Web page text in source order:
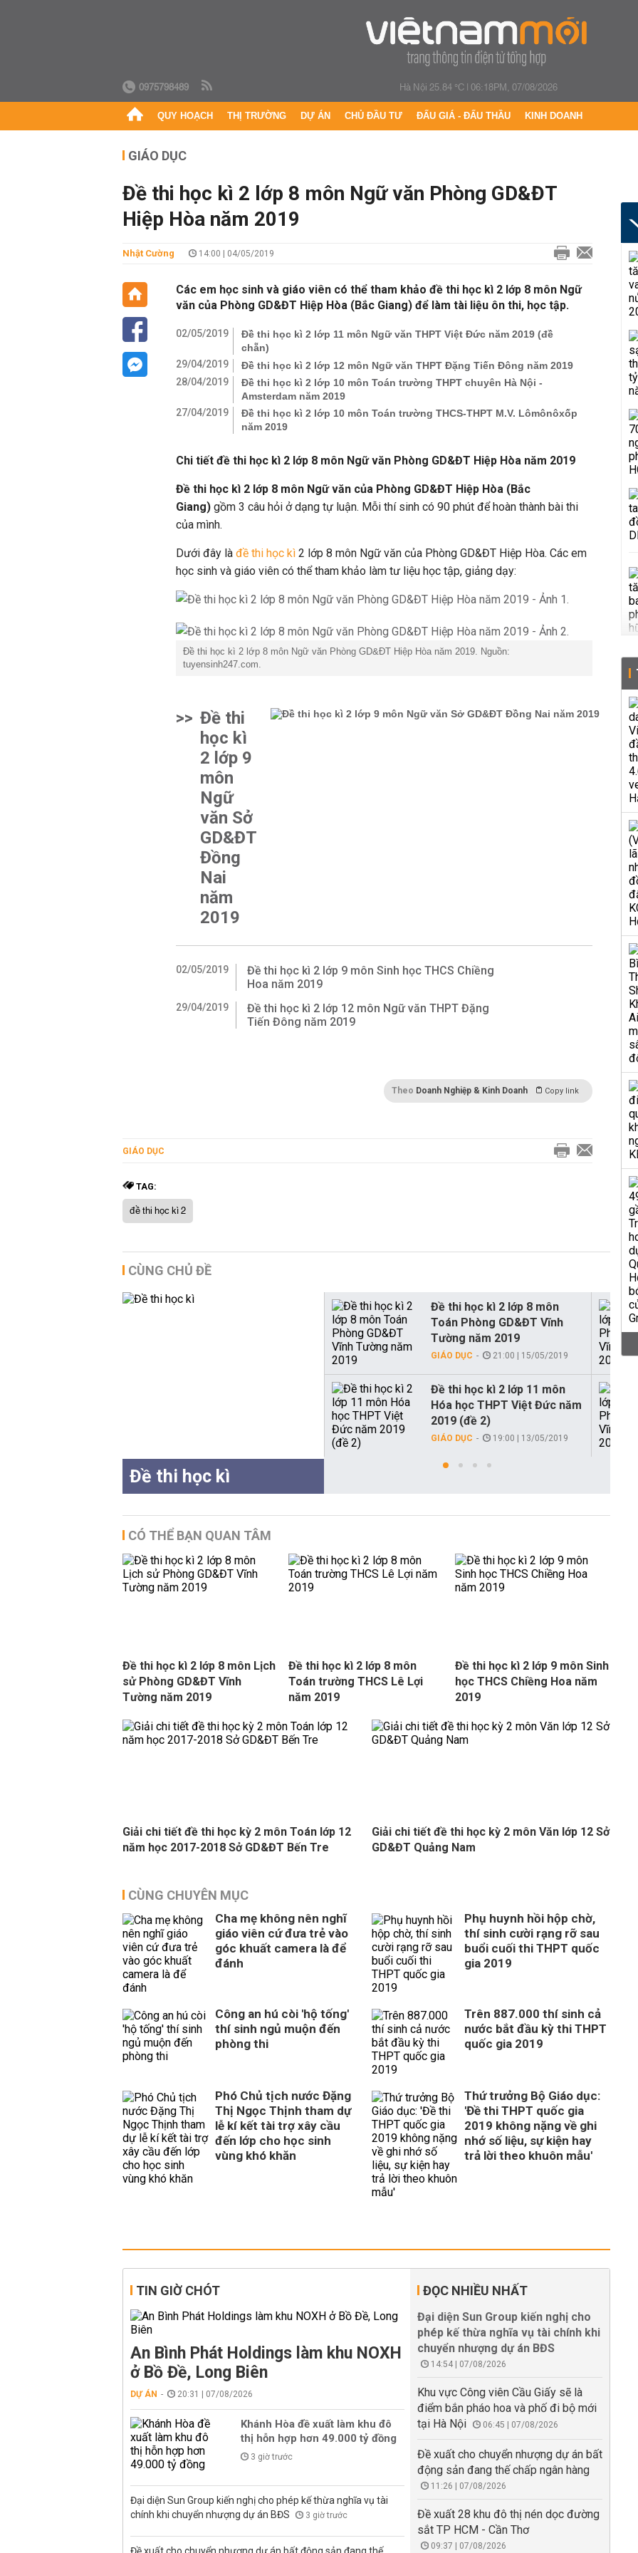
0975798489 Hà Nội 25.84 °C|06:18PM, 07/08/2026
QUY HOẠCH THỊ TRƯỜNG DỰ ÁN CHỦ ĐẦU TƯ ĐẤU GIÁ - ĐẤU THẦU KINH DOANH
GIÁO DỤC
Đề thi học kì 2 lớp 8 môn Ngữ văn Phòng GD&ĐT
Hiệp Hòa năm 2019
Nhật Cường 14:00 | 04/05/2019
Các em học sinh và giáo viên có thể tham khảo đề thi học kì 2 lớp 8 môn Ngữ
văn của Phòng GD&ĐT Hiệp Hòa (Bắc Giang) để làm tài liệu ôn thi, học tập.
02/05/2019
Đề thi học kì 2 lớp 11 môn Ngữ văn THPT Việt Đức năm 2019 (đề
chẵn)
29/04/2019
Đề thi học kì 2 lớp 12 môn Ngữ văn THPT Đặng Tiến Đông năm 2019
28/04/2019
Đề thi học kì 2 lớp 10 môn Toán trường THPT chuyên Hà Nội -
Amsterdam năm 2019
27/04/2019
Đề thi học kì 2 lớp 10 môn Toán trường THCS-THPT M.V. Lômônôxốp
năm 2019
Chi tiết đề thi học kì 2 lớp 8 môn Ngữ văn Phòng GD&ĐT Hiệp Hòa năm 2019
Đề thi học kì 2 lớp 8 môn Ngữ văn của Phòng GD&ĐT Hiệp Hòa (Bắc
Giang) gồm 3 câu hỏi ở dạng tự luận. Mỗi thí sinh có 90 phút để hoàn thành bài thi
của mình.
Dưới đây là đề thi học kì 2 lớp 8 môn Ngữ văn của Phòng GD&ĐT Hiệp Hòa. Các em
học sinh và giáo viên có thể tham khảo làm tư liệu học tập, giảng dạy:
Đề thi học kì 2 lớp 8 môn Ngữ văn Phòng GD&ĐT Hiệp Hòa năm 2019. Nguồn:
tuyensinh247.com.
>> Đề thi
học kì
2 lớp 9
môn
Ngữ
văn Sở
GD&ĐT
Đồng
Nai
năm
2019
02/05/2019
Đề thi học kì 2 lớp 9 môn Sinh học THCS Chiềng
Hoa năm 2019
29/04/2019
Đề thi học kì 2 lớp 12 môn Ngữ văn THPT Đặng
Tiến Đông năm 2019
Theo Doanh Nghiệp & Kinh Doanh Copy link
GIÁO DỤC
TAG:
đề thi học kì 2
CÙNG CHỦ ĐỀ
Đề thi học kì
Đề thi học kì 2 lớp 8 môn
Toán Phòng GD&ĐT Vĩnh
Tường năm 2019
GIÁO DỤC 21:00 | 15/05/2019
Đề thi học kì 2 lớp 11 môn
Hóa học THPT Việt Đức năm
2019 (đề 2)
GIÁO DỤC 19:00 | 13/05/2019
CÓ THỂ BẠN QUAN TÂM
Đề thi học kì 2 lớp 8 môn Lịch
sử Phòng GD&ĐT Vĩnh
Tường năm 2019
Đề thi học kì 2 lớp 8 môn
Toán trường THCS Lê Lợi
năm 2019
Đề thi học kì 2 lớp 9 môn Sinh
học THCS Chiềng Hoa năm
2019
Giải chi tiết đề thi học kỳ 2 môn Toán lớp 12
năm học 2017-2018 Sở GD&ĐT Bến Tre
Giải chi tiết đề thi học kỳ 2 môn Văn lớp 12 Sở
GD&ĐT Quảng Nam
CÙNG CHUYÊN MỤC
Cha mẹ không nên nghĩ
giáo viên cứ đưa trẻ vào
góc khuất camera là để
đánh
Phụ huynh hồi hộp chờ,
thí sinh cười rạng rỡ sau
buổi cuối thi THPT quốc
gia 2019
Công an hú còi 'hộ tống'
thí sinh ngủ muộn đến
phòng thi
Trên 887.000 thí sinh cả
nước bắt đầu kỳ thi THPT
quốc gia 2019
Phó Chủ tịch nước Đặng
Thị Ngọc Thịnh tham dự
lễ kí kết tài trợ xây cầu
đến lớp cho học sinh
vùng khó khăn
Thứ trưởng Bộ Giáo dục:
'Đề thi THPT quốc gia
2019 không nặng về ghi
nhớ số liệu, sự kiện hay
trả lời theo khuôn mẫu'
TIN GIỜ CHÓT
An Bình Phát Holdings làm khu NOXH
ở Bồ Đề, Long Biên
DỰ ÁN 20:31 | 07/08/2026
Khánh Hòa đề xuất làm khu đô
thị hỗn hợp hơn 49.000 tỷ đồng
3 giờ trước
Đại diện Sun Group kiến nghị cho phép kế thừa nghĩa vụ tài
chính khi chuyển nhượng dự án BĐS
3 giờ trước
ĐỌC NHIỀU NHẤT
Đại diện Sun Group kiến nghị cho
phép kế thừa nghĩa vụ tài chính khi
chuyển nhượng dự án BĐS
14:54 | 07/08/2026
Khu vực Công viên Cầu Giấy sẽ là
điểm bắn pháo hoa và phố đi bộ mới
tại Hà Nội
06:45 | 07/08/2026
Đề xuất cho chuyển nhượng dự án bất
động sản đang thế chấp ngân hàng
11:26 | 07/08/2026
Đề xuất 28 khu đô thị nén dọc đường
sắt TP HCM - Cần Thơ
09:37 | 07/08/2026